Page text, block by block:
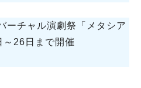
ーチャル演劇祭「メタシア
26日まで開催